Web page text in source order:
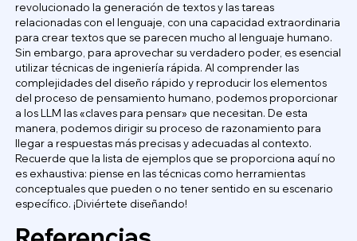
revolucionado la generación de textos y las tareas
relacionadas con el lenguaje, con una capacidad extraordinaria
para crear textos que se parecen mucho al lenguaje humano.
Sin embargo, para aprovechar su verdadero poder, es esencial
utilizar técnicas de ingeniería rápida. Al comprender las
complejidades del diseño rápido y reproducir los elementos
del proceso de pensamiento humano, podemos proporcionar
a los LLM las «claves para pensar» que necesitan. De esta
manera, podemos dirigir su proceso de razonamiento para
llegar a respuestas más precisas y adecuadas al contexto.
Recuerde que la lista de ejemplos que se proporciona aquí no
es exhaustiva: piense en las técnicas como herramientas
conceptuales que pueden o no tener sentido en su escenario
específico. ¡Diviértete diseñando!